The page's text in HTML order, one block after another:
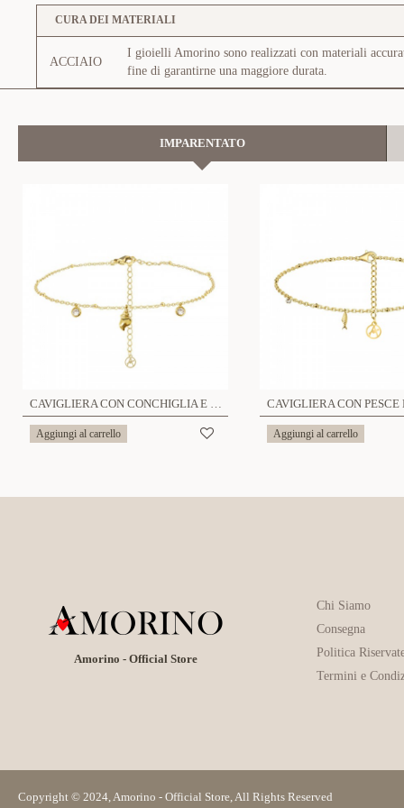
CURA DEI MATERIALI
ACCIAIO
I gioielli Amorino sono realizzati con materiali
fine di garantirne una maggiore durata.
IMPARENTATO
CAVIGLIERA CON CONCHIGLIA E ZIRCONE - YC2548B346
Aggiungi al carrello Aggiungi al carrello
Amorino - Official Store
Chi Siamo
Consegna
Politica
Termini e
Copyright © 2024, Amorino - Official Store, All Rights Reserved